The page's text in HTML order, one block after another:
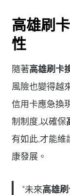
高雄刷
性
隨著高雄刷卡
風險也變得越
信用卡應急換
制制度,以確保
有如此,才能維
康發展。
“未來高雄